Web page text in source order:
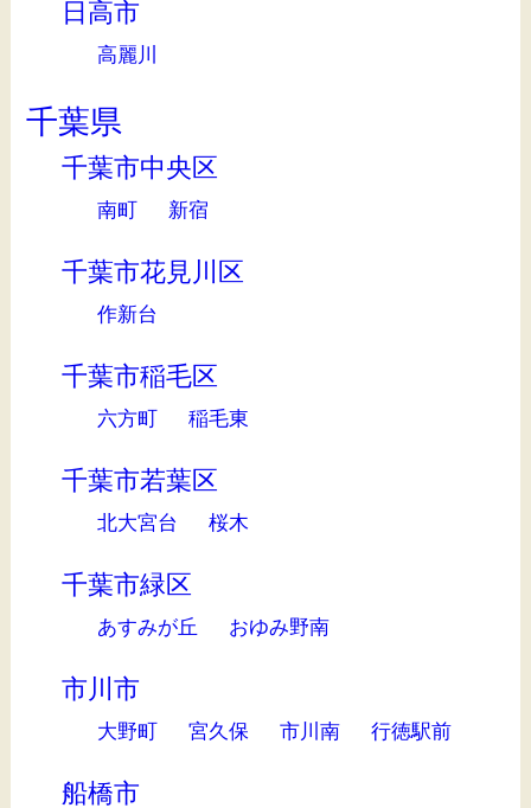
日高市
高麗川
千葉県
千葉市中央区
南町 新宿
千葉市花見川区
作新台
千葉市稲毛区
六方町 稲毛東
千葉市若葉区
北大宮台 桜木
千葉市緑区
あすみが丘 おゆみ野南
市川市
大野町 宮久保 市川南 行徳駅前
船橋市